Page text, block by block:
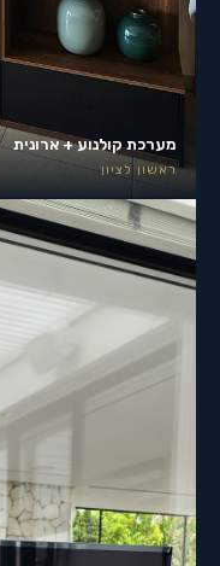
מערכת קולנוע + ארונית
ראשון לציון